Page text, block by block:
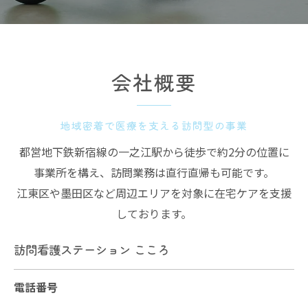
地域密着で医療を支える訪問型の事業
会社概要
都営地下鉄新宿線の一之江駅から徒歩で約2分の位置に
事業所を構え、訪問業務は直行直帰も可能です。
江東区や墨田区など周辺エリアを対象に在宅ケアを支援
しております。
訪問看護ステーション こころ
電話番号